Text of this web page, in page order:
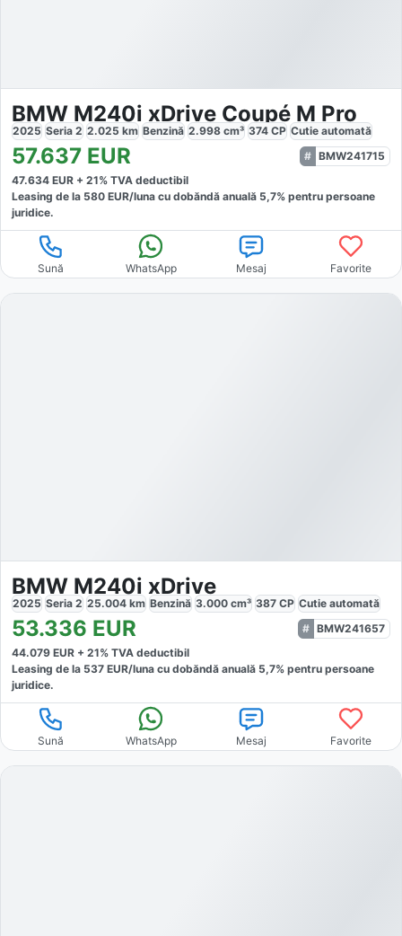
BMW M240i xDrive Coupé M Pro
2025 Seria 2 2.025 km Benzină 2.998 cm³ 374 CP Cutie automată
57.637 EUR
BMW241715
47.634 EUR + 21% TVA deductibil
Leasing de la 580 EUR/luna cu dobăndă anuală 5,7% pentru persoane
juridice.
Sună WhatsApp Mesaj Favorite
BMW M240i xDrive
2025 Seria 2 25.004 km Benzină 3.000 cm³ 387 CP Cutie automată
53.336 EUR
BMW241657
44.079 EUR + 21% TVA deductibil
Leasing de la 537 EUR/luna cu dobăndă anuală 5,7% pentru persoane
juridice.
Sună WhatsApp Mesaj Favorite